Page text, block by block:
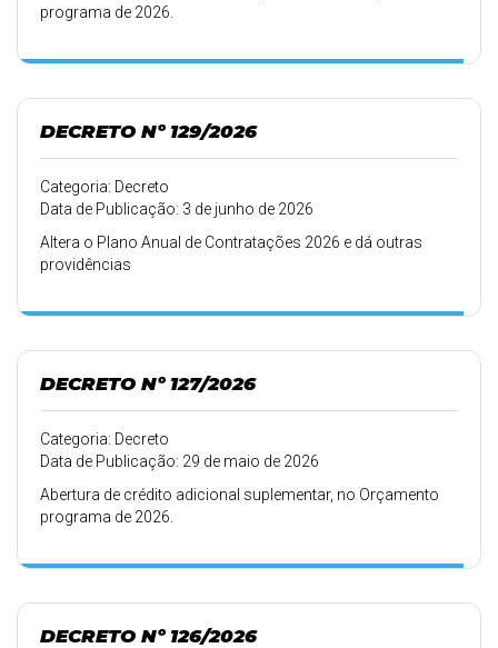
programa de 2026.
DECRETO Nº 129/2026
Categoria: Decreto
Data de Publicação: 3 de junho de 2026
Altera o Plano Anual de Contratações 2026 e dá outras
providências
DECRETO Nº 127/2026
Categoria: Decreto
Data de Publicação: 29 de maio de 2026
Abertura de crédito adicional suplementar, no Orçamento
programa de 2026.
DECRETO Nº 126/2026